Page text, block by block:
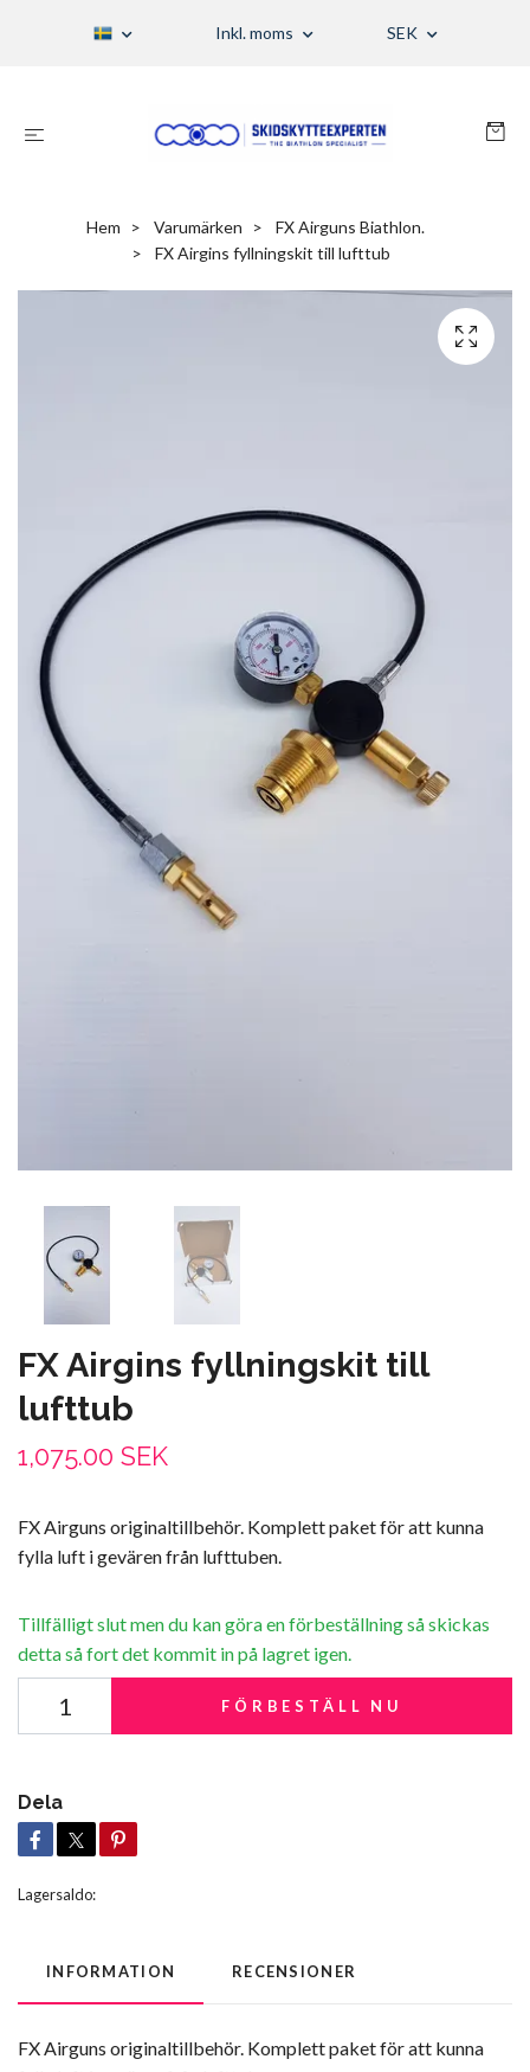
Inkl. moms SEK
Hem Varumärken
FX Airguns Biathlon.
FX Airgins fyllningskit till lufttub
FX Airgins fyllningskit till
lufttub
1,075.00 SEK
FX Airguns originaltillbehör. Komplett paket för att kunna
fylla luft i gevären från lufttuben.
Tillfälligt slut men du kan göra en förbeställning så skickas
detta så fort det kommit in på lagret igen.
FÖRBESTÄLL NU
Dela
Lagersaldo:
INFORMATION RECENSIONER
FX Airguns originaltillbehör. Komplett paket för att kunna